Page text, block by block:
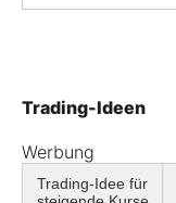
Trading-Ideen
Werbung
Trading-Idee für